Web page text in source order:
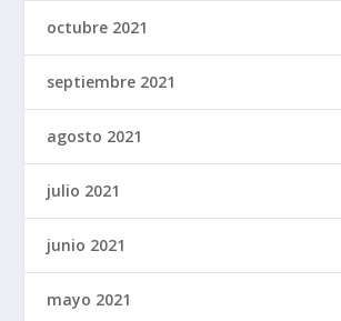
octubre 2021
septiembre 2021
agosto 2021
julio 2021
junio 2021
mayo 2021